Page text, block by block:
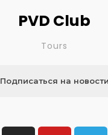
PVD Club
Tours
Подписаться на новости